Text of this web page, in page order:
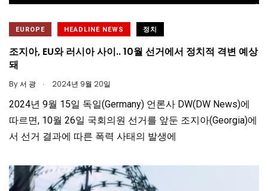
EUROPE HEADLINE NEWS 정치
조지아, EU와 러시아 사이.. 10월 선거에서 정치적 격변 예상
돼
By서 광 . 2024년 9월 20일
2024년 9월 15일 독일(Germany) 언론사 DW(DW News)에
따르면, 10월 26일 국회의원 선거를 앞둔 조지아(Georgia)에
서 선거 결과에 따른 폭력 사태의 발생에